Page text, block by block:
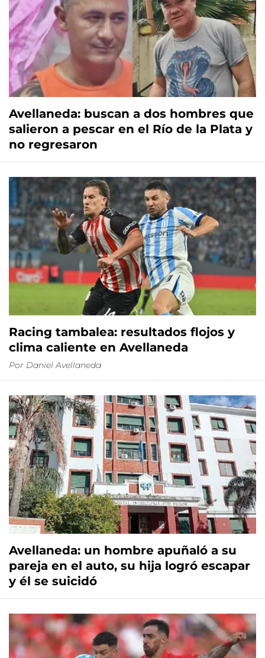
Avellaneda: buscan a dos hombres que
salieron a pescar en el Río de la Plata y
no regresaron
Racing tambalea: resultados flojos y
clima caliente en Avellaneda
Por Daniel Avellaneda
Avellaneda: un hombre apuñaló a su
pareja en el auto, su hija logró escapar
y él se suicidó